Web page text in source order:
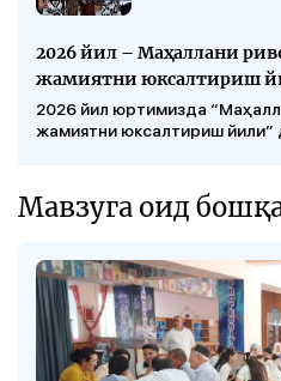
2026 йил – Маҳаллани
жамиятни юксалтириш
2026 йил юртимизда
жамиятни юксалтириш йили”
Мавзуга оид